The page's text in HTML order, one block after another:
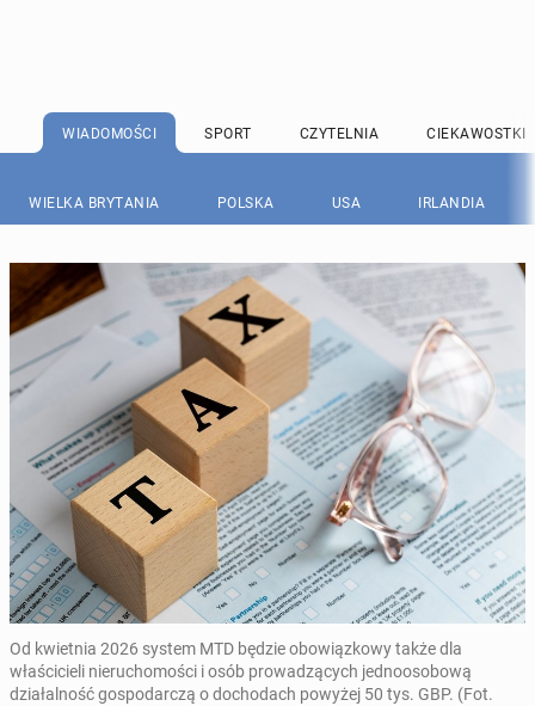
WIADOMOŚCI SPORT CZYTELNIA CIEKAWOSTKI
WIELKA BRYTANIA POLSKA USA IRLANDIA
Od kwietnia 2026 system MTD będzie obowiązkowy także dla
właścicieli nieruchomości i osób prowadzących jednoosobową
działalność gospodarczą o dochodach powyżej 50 tys. GBP. (Fot.